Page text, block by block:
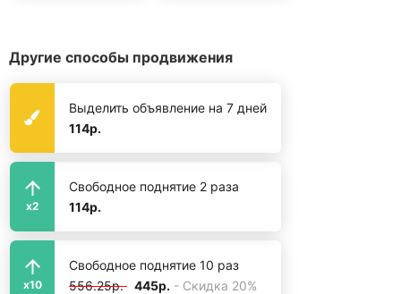
Другие способы продвижения
Выделить объявление на 7 дней
114р.
x2
Свободное поднятие 2 раза
114р.
x10
Свободное поднятие 10 раз
556.25р. 445р. - Скидка 20%